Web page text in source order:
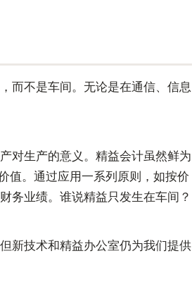
而不是车间。无论是在通信、信息
对生产的意义。精益会计虽然鲜为
值。通过应用一系列原则，如按价
务业绩。谁说精益只发生在车间？
新技术和精益办公室仍为我们提供